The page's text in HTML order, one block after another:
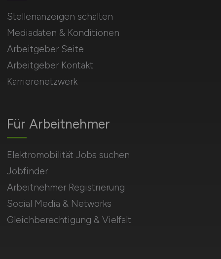
Für Arbeitnehmer
Elektromobilität Jobs suchen
Jobfinder
Arbeitnehmer Registrierung
Social Media & Networks
Gleichberechtigung & Vielfalt
Stellenanzeigen schalten
Mediadaten & Konditionen
Arbeitgeber Seite
Arbeitgeber Kontakt
Karrierenetzwerk